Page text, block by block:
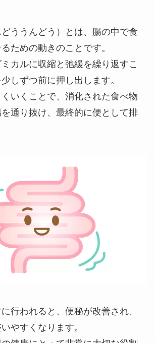
ううんどう）とは、腸の中で食
ための動きのことです。
カルに収縮と弛緩を繰り返すこ
しずつ前に押し出します。
いくことで、消化された食べ物
通り抜け、最終的に便として排
行われると、便秘が改善され、
やすくなります。